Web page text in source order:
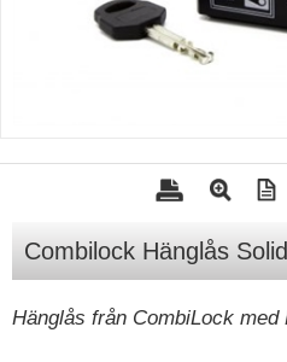
Honda - Elverk & Pumpar
Tohatsu - Utombordare
Volvo Penta Servicedelar
Yamaha Servicedelar
Combilock Hänglås
Hänglås från CombiLock